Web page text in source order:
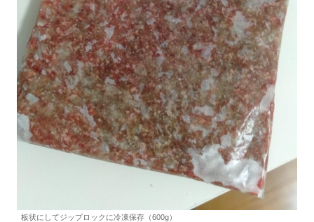
板状にしてジップロックに冷凍保存（600g）